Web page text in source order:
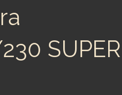
SUPER